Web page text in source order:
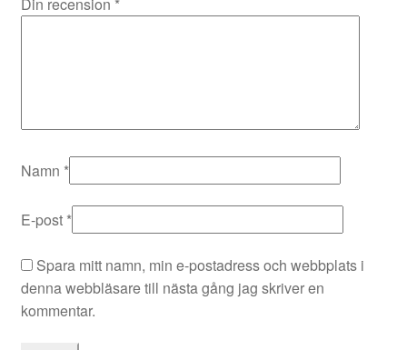
Din recension *
Namn *
E-post *
Spara mitt namn, min e-postadress och webbplats i
denna webbläsare till nästa gång jag skriver en
kommentar.